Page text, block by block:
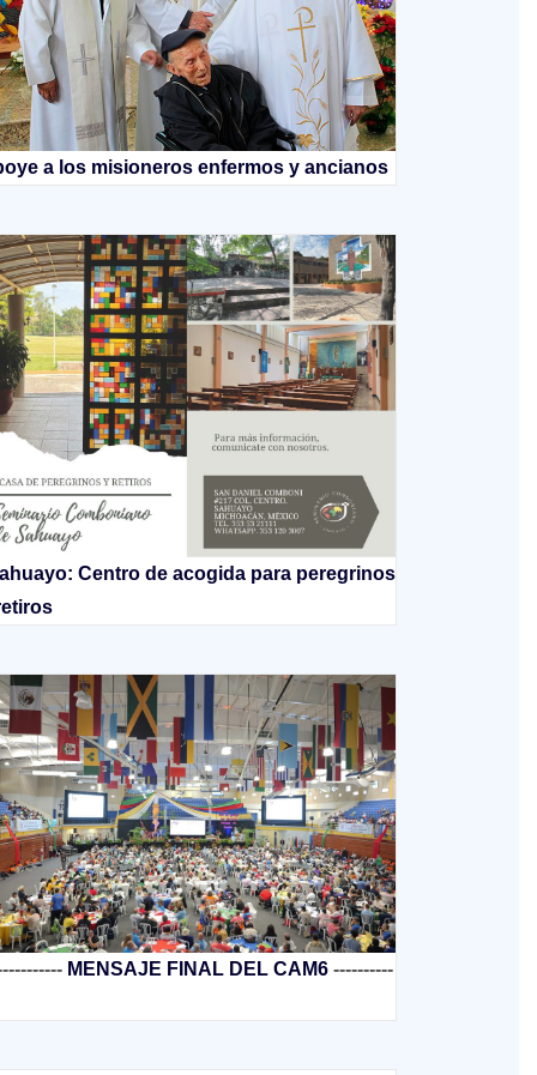
a los misioneros enfermos y ancianos
Centro de acogida para peregrinos
MENSAJE FINAL DEL CAM6 ----------